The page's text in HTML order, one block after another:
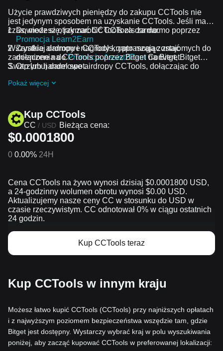
Użycie prawdziwych pieniędzy do zakupu CCTools nie
jest jedynym sposobem na uzyskanie CCTools. Jeśli masz
czas, możesz otrzymać CCTools za darmo.
Dowiedz się, jak zarobić CCTools za darmo poprzez
Promocja Learn2Earn
Zarabiaj darmowe CCTools, zapraszając znajomych do
dołączenia doPromocja Assist2Earnna Bitget.
Otrzymuj darmowe airdropy CCTools, dołączając do
Wszystkie airdropy i nagrody krypto mogą zostać
zamienione na CCTools poprzez Bitget Convert, Bitget
Swap lub handel spot.
Pokaż więcej
Kup CCTools
CC / USD Bieżąca cena:
$0.0001800
0 0.00% 24H
Cena CCTools na żywo wynosi dzisiaj $0.0001800 USD,
a 24-godzinny wolumen obrotu wynosi $0.00 USD.
Aktualizujemy nasze ceny CC w stosunku do USD w
czasie rzeczywistym. CC odnotował 0% w ciągu ostatnich
24 godzin.
Kup CCTools teraz
Kup CCTools w innym kraju
Możesz łatwo kupić CCTools (CCTools) przy najniższych opłatach
i z najwyższym poziomem bezpieczeństwa wszędzie tam, gdzie
Bitget jest dostępny. Wystarczy wybrać kraj w polu wyszukiwania
poniżej, aby zacząć kupować CCTools w preferowanej lokalizacji: